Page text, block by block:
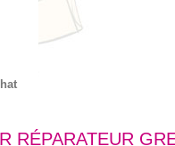
RÉPARATEUR